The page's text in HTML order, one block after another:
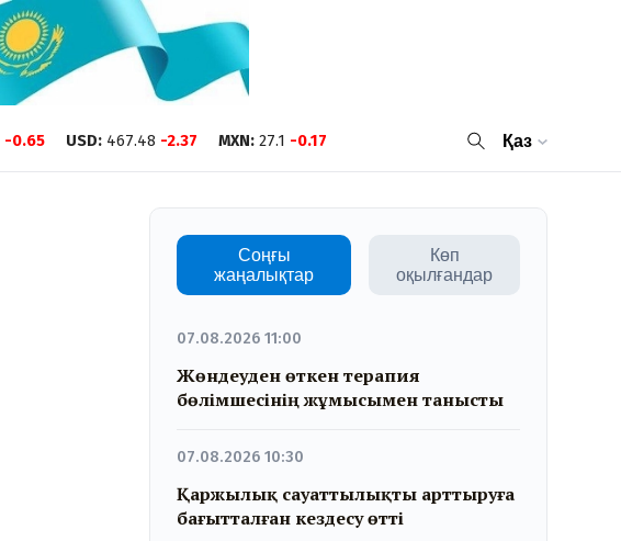
-0.65 USD: 467.48 -2.37 MXN: 27.1 -0.17 Қаз
Соңғы
жаңалықтар
Көп
оқылғандар
07.08.2026 11:00
Жөндеуден өткен терапия
бөлімшесінің жұмысымен танысты
07.08.2026 10:30
Қаржылық сауаттылықты арттыруға
бағытталған кездесу өтті